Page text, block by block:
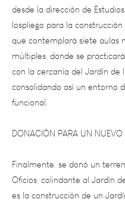
que contemplará siete
múltiples, donde se
con la cercanía del Jardín
consolidando así un
funcional.
DONACIÓN PARA UN NUEVO
Finalmente, se donó un
Oficios, colindante al
es la construcción de un
manera, concentraremos